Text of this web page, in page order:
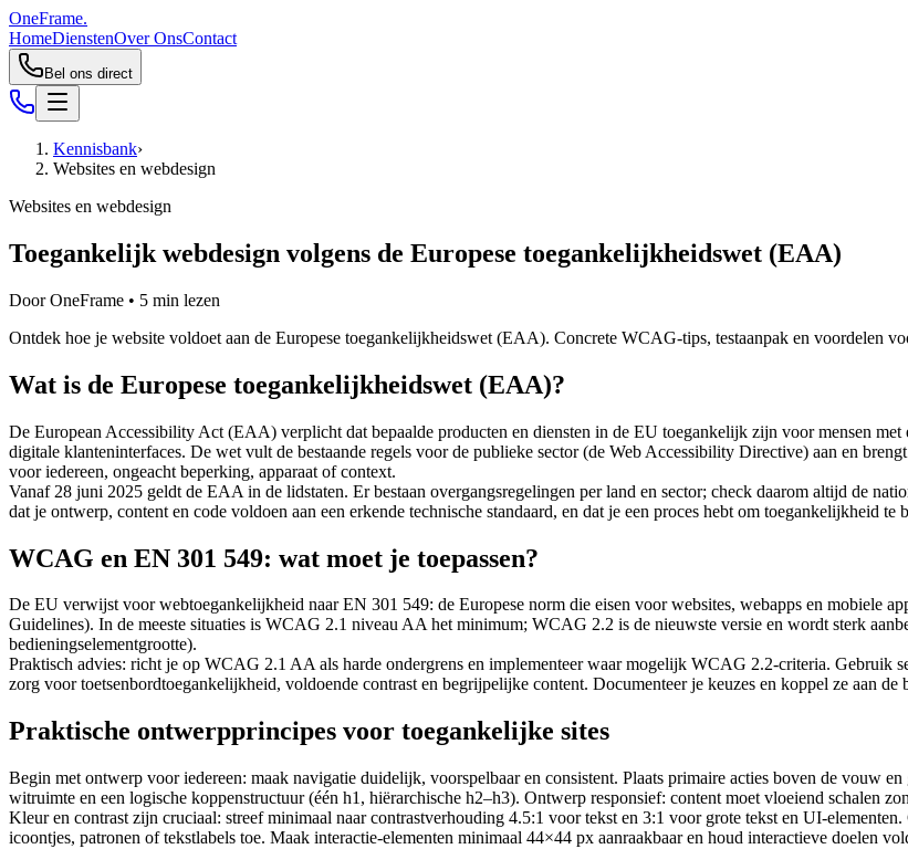
OneFrame.
HomeDienstenOver OnsContact
Bel ons direct
Kennisbank›
Websites en webdesign
Websites en webdesign
Toegankelijk webdesign volgens de Europese toegankelijkheidswet (EAA)
DoorOneFrame • 5 min lezen
Ontdek hoe je website voldoet aan de Europese toegankelijkheidswet (EAA). Concrete WCAG-tips, testaanpak en voordelen
Wat is de Europese toegankelijkheidswet (EAA)?
De European Accessibility Act (EAA) verplicht dat bepaalde producten en diensten in de EU toegankelijk zijn voor mensen
digitale klanteninterfaces. De wet vult de bestaande regels voor de publieke sector (de Web Accessibility Directive) aan en
voor iedereen, ongeacht beperking, apparaat of context.
Vanaf 28 juni 2025 geldt de EAA in de lidstaten. Er bestaan overgangsregelingen per land en sector; check daarom altijd de
dat je ontwerp, content en code voldoen aan een erkende technische standaard, en dat je een proces hebt om toegankelijkheid te
WCAG en EN 301 549: wat moet je toepassen?
De EU verwijst voor webtoegankelijkheid naar EN 301 549: de Europese norm die eisen voor websites, webapps en mobiele
Guidelines). In de meeste situaties is WCAG 2.1 niveau AA het minimum; WCAG 2.2 is de nieuwste versie en wordt sterk
bedieningselementgrootte).
Praktisch advies: richt je op WCAG 2.1 AA als harde ondergrens en implementeer waar mogelijk WCAG 2.2-criteria. Gebruik
zorg voor toetsenbordtoegankelijkheid, voldoende contrast en begrijpelijke content. Documenteer je keuzes en koppel ze aan
Praktische ontwerpprincipes voor toegankelijke sites
Begin met ontwerp voor iedereen: maak navigatie duidelijk, voorspelbaar en consistent. Plaats primaire acties boven de vouw
witruimte en een logische koppenstructuur (één h1, hiërarchische h2–h3). Ontwerp responsief: content moet vloeiend schalen
Kleur en contrast zijn cruciaal: streef minimaal naar contrastverhouding 4.5:1 voor tekst en 3:1 voor grote tekst en UI-
icoontjes, patronen of tekstlabels toe. Maak interactie-elementen minimaal 44×44 px aanraakbaar en houd interactieve doelen